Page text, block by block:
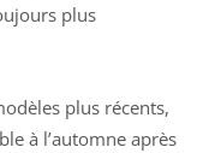
plus
plus récents,
à l’automne après